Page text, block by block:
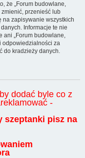
że „Forum budowlane,
przenieść lub
na zapisywanie wszystkich
Informacje te nie
ani „Forum budowlane,
odpowiedzialności za
do kradzieży danych.
dodać byle co z
-
szeptanki pisz na